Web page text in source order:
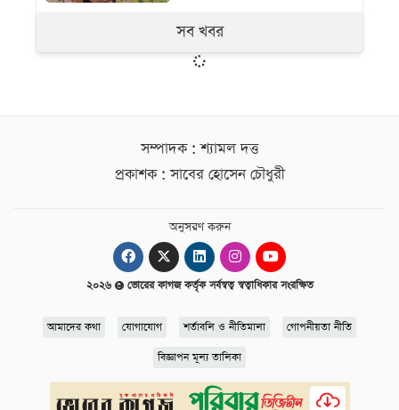
সব খবর
সম্পাদক : শ্যামল দত্ত
প্রকাশক : সাবের হোসেন চৌধুরী
অনুসরণ করুন
২০২৬ ভোরের কাগজ কর্তৃক সর্বস্বত্ব স্বত্বাধিকার সংরক্ষিত
আমাদের কথা যোগাযোগ শর্তাবলি ও নীতিমালা গোপনীয়তা নীতি
বিজ্ঞাপন মূল্য তালিকা